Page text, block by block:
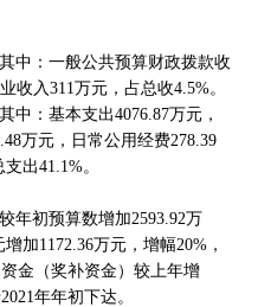
中：一般公共预算财政拨款收
收入311万元，占总收4.5%。
中：基本支出4076.87万元，
万元，日常公用经费278.39
出41.1%。
年初预算数增加2593.92万
加1172.36万元，增幅20%，
金（奖补资金）较上年增
年年初下达。